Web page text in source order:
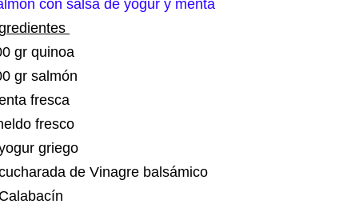
con salsa de yogur y menta
gr quinoa
gr salmón
fresca
fresco
griego
de Vinagre balsámico